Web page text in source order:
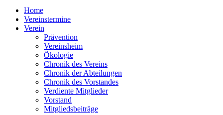
Home
Vereinstermine
Verein
Prävention
Vereinsheim
Ökologie
Chronik des Vereins
Chronik der Abteilungen
Chronik des Vorstandes
Verdiente Mitglieder
Vorstand
Mitgliedsbeiträge